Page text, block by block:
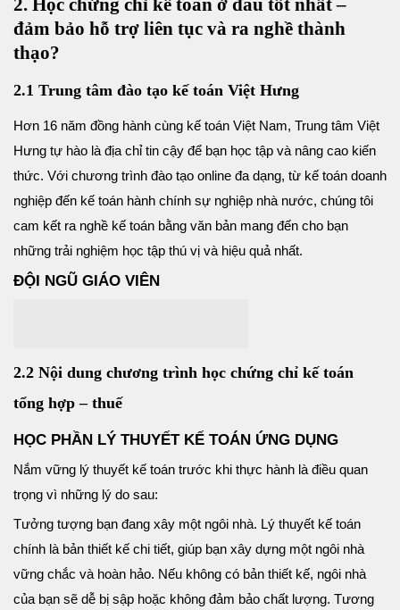
2. Học chứng chỉ kế toán ở đâu tốt nhất –
đảm bảo hỗ trợ liên tục và ra nghề thành
thạo?
2.1 Trung tâm đào tạo kế toán Việt Hưng
Hơn 16 năm đồng hành cùng kế toán Việt Nam, Trung tâm Việt
Hưng tự hào là địa chỉ tin cậy để bạn học tập và nâng cao kiến
thức. Với chương trình đào tạo online đa dạng, từ kế toán doanh
nghiệp đến kế toán hành chính sự nghiệp nhà nước, chúng tôi
cam kết ra nghề kế toán bằng văn bản mang đến cho bạn
những trải nghiệm học tập thú vị và hiệu quả nhất.
ĐỘI NGŨ GIÁO VIÊN
2.2 Nội dung chương trình học chứng chỉ kế toán
tổng hợp – thuế
HỌC PHẦN LÝ THUYẾT KẾ TOÁN ỨNG DỤNG
Nắm vững lý thuyết kế toán trước khi thực hành là điều quan
trọng vì những lý do sau:
Tưởng tượng bạn đang xây một ngôi nhà. Lý thuyết kế toán
chính là bản thiết kế chi tiết, giúp bạn xây dựng một ngôi nhà
vững chắc và hoàn hảo. Nếu không có bản thiết kế, ngôi nhà
của bạn sẽ dễ bị sập hoặc không đảm bảo chất lượng. Tương